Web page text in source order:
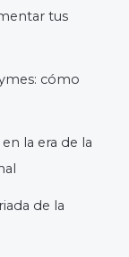
tus
cómo
la era de la
de la